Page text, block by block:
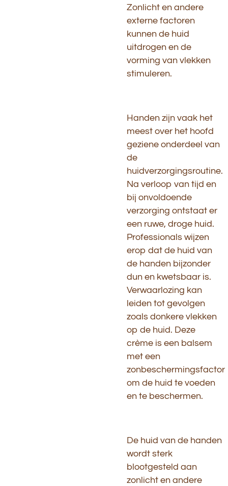
Zonlicht en andere
externe factoren
kunnen de huid
uitdrogen en de
vorming van vlekken
stimuleren.
Handen zijn vaak het
meest over het hoofd
geziene onderdeel van
de
huidverzorgingsroutine.
Na verloop van tijd en
bij onvoldoende
verzorging ontstaat er
een ruwe, droge huid.
Professionals wijzen
erop dat de huid van
de handen bijzonder
dun en kwetsbaar is.
Verwaarlozing kan
leiden tot gevolgen
zoals donkere vlekken
op de huid. Deze
crème is een balsem
met een
zonbeschermingsfactor
om de huid te voeden
en te beschermen.
De huid van de handen
wordt sterk
blootgesteld aan
zonlicht en andere